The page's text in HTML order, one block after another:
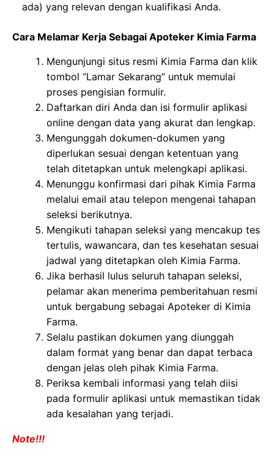
ada) yang relevan dengan kualifikasi Anda.
Cara Melamar Kerja Sebagai Apoteker Kimia Farma
Mengunjungi situs resmi Kimia Farma dan klik
tombol “Lamar Sekarang” untuk memulai
proses pengisian formulir.
Daftarkan diri Anda dan isi formulir aplikasi
online dengan data yang akurat dan lengkap.
Mengunggah dokumen-dokumen yang
diperlukan sesuai dengan ketentuan yang
telah ditetapkan untuk melengkapi aplikasi.
Menunggu konfirmasi dari pihak Kimia Farma
melalui email atau telepon mengenai tahapan
seleksi berikutnya.
Mengikuti tahapan seleksi yang mencakup tes
tertulis, wawancara, dan tes kesehatan sesuai
jadwal yang ditetapkan oleh Kimia Farma.
Jika berhasil lulus seluruh tahapan seleksi,
pelamar akan menerima pemberitahuan resmi
untuk bergabung sebagai Apoteker di Kimia
Farma.
Selalu pastikan dokumen yang diunggah
dalam format yang benar dan dapat terbaca
dengan jelas oleh pihak Kimia Farma.
Periksa kembali informasi yang telah diisi
pada formulir aplikasi untuk memastikan tidak
ada kesalahan yang terjadi.
Note!!!